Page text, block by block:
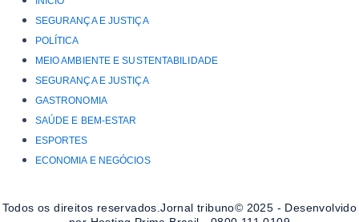
SEGURANÇA E JUSTIÇA
POLÍTICA
MEIO AMBIENTE E SUSTENTABILIDADE
SEGURANÇA E JUSTIÇA
GASTRONOMIA
SAÚDE E BEM-ESTAR
ESPORTES
ECONOMIA E NEGÓCIOS
Todos os direitos reservados.Jornal tribuno© 2025 - Desenvolvido